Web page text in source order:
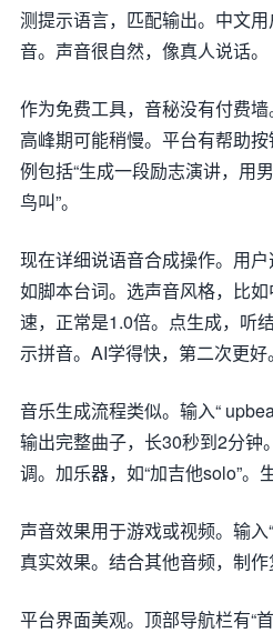
测提示语言，匹配输出。中文
音。声音很自然，像真人说话。
作为免费工具，音秘没有付费
高峰期可能稍慢。平台有帮助
例包括“生成一段励志演讲，用
鸟叫”。
现在详细说语音合成操作。用户
如脚本台词。选声音风格，比
速，正常是1.0倍。点生成，听
示拼音。AI学得快，第二次更好。
音乐生成流程类似。输入“
输出完整曲子，长30秒到2分钟
调。加乐器，如“加吉他solo”。
声音效果用于游戏或视频。输
真实效果。结合其他音频，制作
平台界面美观。顶部导航栏有“首